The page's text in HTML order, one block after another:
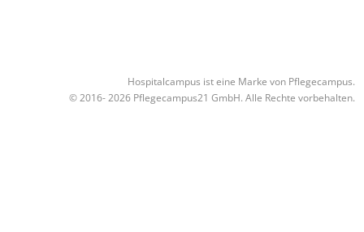
Hospitalcampus ist eine Marke von Pflegecampus.
© 2016- 2026 Pflegecampus21 GmbH. Alle Rechte vorbehalten.